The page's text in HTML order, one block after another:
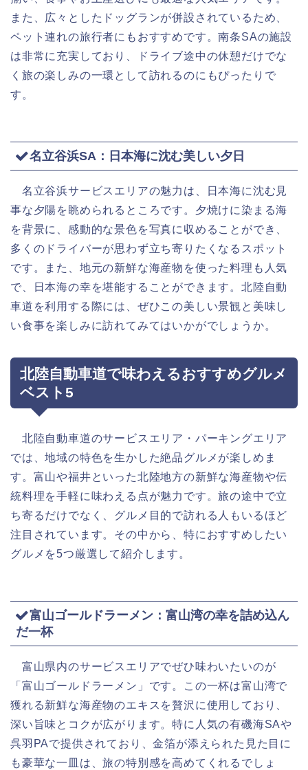
また、広々としたドッグランが併設されているため、
ペット連れの旅行者にもおすすめです。南条SAの施設
は非常に充実しており、ドライブ途中の休憩だけでな
く旅の楽しみの一環として訪れるのにもぴったりで
す。
名立谷浜SA：日本海に沈む美しい夕日
名立谷浜サービスエリアの魅力は、日本海に沈む見
事な夕陽を眺められるところです。夕焼けに染まる海
を背景に、感動的な景色を写真に収めることができ、
多くのドライバーが思わず立ち寄りたくなるスポット
です。また、地元の新鮮な海産物を使った料理も人気
で、日本海の幸を堪能することができます。北陸自動
車道を利用する際には、ぜひこの美しい景観と美味し
い食事を楽しみに訪れてみてはいかがでしょうか。
北陸自動車道で味わえるおすすめグルメ
ベスト5
北陸自動車道のサービスエリア・パーキングエリア
では、地域の特色を生かした絶品グルメが楽しめま
す。富山や福井といった北陸地方の新鮮な海産物や伝
統料理を手軽に味わえる点が魅力です。旅の途中で立
ち寄るだけでなく、グルメ目的で訪れる人もいるほど
注目されています。その中から、特におすすめしたい
グルメを5つ厳選して紹介します。
富山ゴールドラーメン：富山湾の幸を詰め込ん
だ一杯
富山県内のサービスエリアでぜひ味わいたいのが
「富山ゴールドラーメン」です。この一杯は富山湾で
獲れる新鮮な海産物のエキスを贅沢に使用しており、
深い旨味とコクが広がります。特に人気の有磯海SAや
呉羽PAで提供されており、金箔が添えられた見た目に
も豪華な一皿は、旅の特別感を高めてくれるでしょ